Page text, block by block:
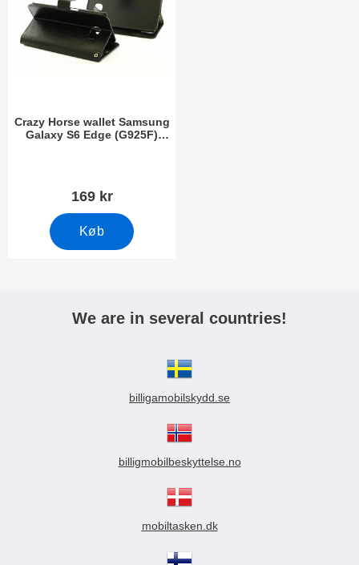
Crazy Horse wallet Samsung
Galaxy S6 Edge (G925F)
169 kr
Køb
We are in several countries!
billigamobilskydd.se
billigmobilbeskyttelse.no
mobiltasken.dk